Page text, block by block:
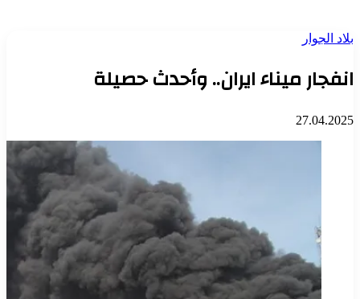
بلاد الجوار
انفجار ميناء ايران.. وأحدث حصيلة
27.04.2025